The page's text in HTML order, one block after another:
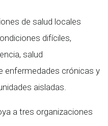
de salud locales
difíciles,
salud
enfermedades crónicas y
aisladas.
a tres organizaciones